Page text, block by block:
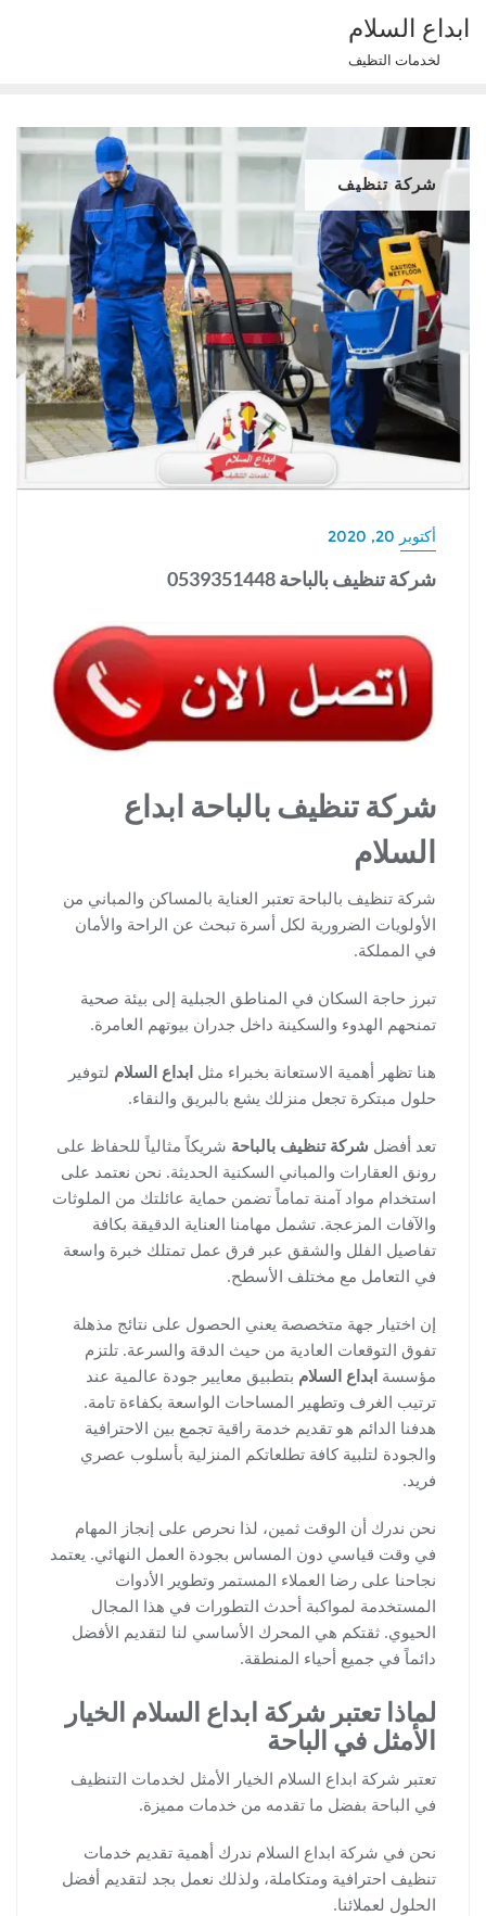
Skip
content
ابداع السلام
لخدمات التظيف
شركة تنظيف
أكتوبر 20, 2020
شركة تنظيف بالباحة 0539351448
شركة تنظيف بالباحة ابداع
السلام
شركة تنظيف بالباحة تعتبر العناية بالمساكن والمباني من
الأولويات الضرورية لكل أسرة تبحث عن الراحة والأمان
في المملكة.
تبرز حاجة السكان في المناطق الجبلية إلى بيئة صحية
تمنحهم الهدوء والسكينة داخل جدران بيوتهم العامرة.
هنا تظهر أهمية الاستعانة بخبراء مثل ابداع السلام لتوفير
حلول مبتكرة تجعل منزلك يشع بالبريق والنقاء.
تعد أفضل شركة تنظيف بالباحة شريكاً مثالياً للحفاظ على
رونق العقارات والمباني السكنية الحديثة. نحن نعتمد على
استخدام مواد آمنة تماماً تضمن حماية عائلتك من الملوثات
والآفات المزعجة. تشمل مهامنا العناية الدقيقة بكافة
تفاصيل الفلل والشقق عبر فرق عمل تمتلك خبرة واسعة
في التعامل مع مختلف الأسطح.
إن اختيار جهة متخصصة يعني الحصول على نتائج مذهلة
تفوق التوقعات العادية من حيث الدقة والسرعة. تلتزم
مؤسسة ابداع السلام بتطبيق معايير جودة عالمية عند
ترتيب الغرف وتطهير المساحات الواسعة بكفاءة تامة.
هدفنا الدائم هو تقديم خدمة راقية تجمع بين الاحترافية
والجودة لتلبية كافة تطلعاتكم المنزلية بأسلوب عصري
فريد.
نحن ندرك أن الوقت ثمين، لذا نحرص على إنجاز المهام
في وقت قياسي دون المساس بجودة العمل النهائي. يعتمد
نجاحنا على رضا العملاء المستمر وتطوير الأدوات
المستخدمة لمواكبة أحدث التطورات في هذا المجال
الحيوي. ثقتكم هي المحرك الأساسي لنا لتقديم الأفضل
دائماً في جميع أحياء المنطقة.
لماذا تعتبر شركة ابداع السلام الخيار
الأمثل في الباحة
تعتبر شركة ابداع السلام الخيار الأمثل لخدمات التنظيف
في الباحة بفضل ما تقدمه من خدمات مميزة.
نحن في شركة ابداع السلام ندرك أهمية تقديم خدمات
تنظيف احترافية ومتكاملة، ولذلك نعمل بجد لتقديم أفضل
الحلول لعملائنا.